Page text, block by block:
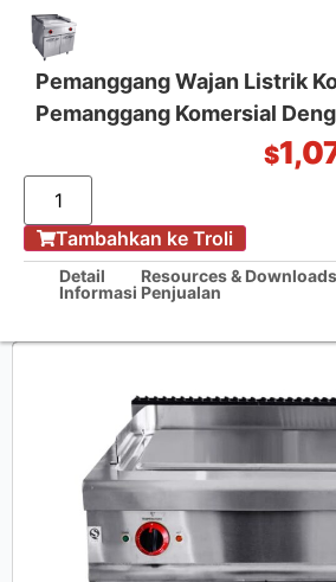
Solusi Dapur Satu
Rumah /
Pemanggang Wajan Listrik Komersial CM-EG-
Komersial Dengan Kabinet 8.1KW
Pemanggang Wajan Listrik
Pemanggang Komersial
$
Tambahkan ke Troli
Detail Resources & Downloads
Informasi Penjualan